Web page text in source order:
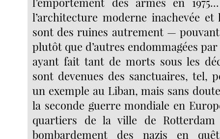
l’architecture moderne inachevée et
sont des ruines autrement —
plutôt que d’autres endommagées
ayant fait tant de morts sous les
sont devenues des sanctuaires, tel,
un exemple au Liban, mais sans
la seconde guerre mondiale en
quartiers de la ville de
bombardement des nazis en